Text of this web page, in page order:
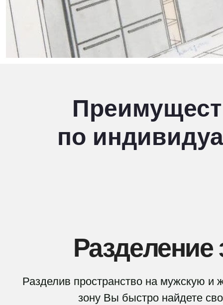
Разделив пространство на мужскую и
зону Вы быстро найдете
по
Разделение